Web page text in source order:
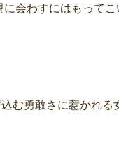
会わすにはもってこ
む勇敢さに惹かれる